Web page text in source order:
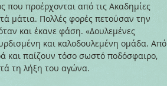
που προέρχονται από τις Ακαδημίες
μάτια. Πολλές φορές πετούσαν την
και έκανε φάση. «Δουλεμένες
και καλοδουλεμένη ομάδα. Από
και παίζουν τόσο σωστό ποδόσφαιρο,
τη λήξη του αγώνα.